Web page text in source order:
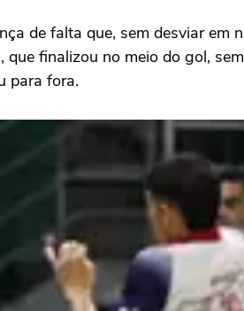
de falta que, sem desviar em
finalizou no meio do gol,
para fora.